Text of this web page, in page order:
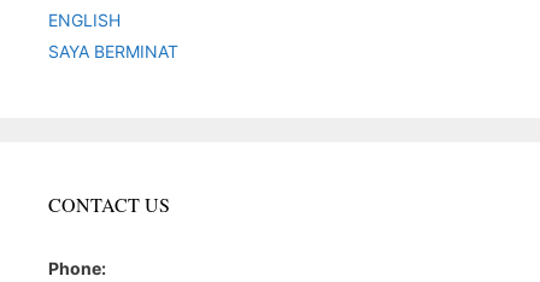
ENGLISH
SAYA BERMINAT
CONTACT US
Phone: